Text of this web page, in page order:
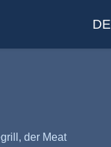
DE
der Meat